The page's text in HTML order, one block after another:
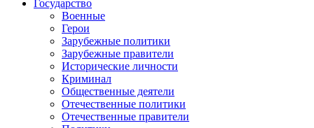
Государство
Военные
Герои
Зарубежные политики
Зарубежные правители
Исторические личности
Криминал
Общественные деятели
Отечественные политики
Отечественные правители